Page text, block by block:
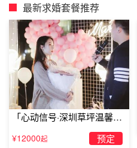
最新求婚套餐推荐
「心动信号·深圳草坪温馨求
婚」
¥12000起 预定